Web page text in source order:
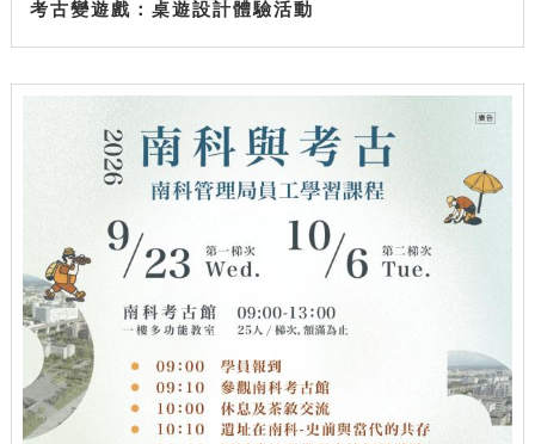
考古變遊戲：桌遊設計體驗活動